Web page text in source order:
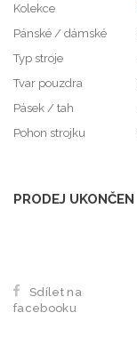
Kolekce
Pánské / dámské
Typ stroje
Tvar pouzdra
Pásek / tah
Pohon strojku
PRODEJ UKONČEN
Sdílet na
facebooku